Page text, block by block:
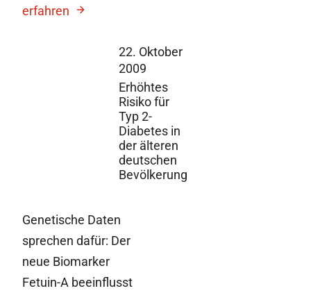
22. Oktober
2009
Erhöhtes
Risiko für
Typ 2-
Diabetes in
der älteren
deutschen
Bevölkerung
erfahren
Genetische Daten
sprechen dafür: Der
neue Biomarker
Fetuin-A beeinflusst